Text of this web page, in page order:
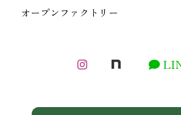
オープンファクトリー